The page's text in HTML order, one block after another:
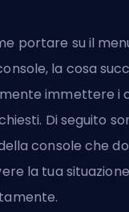
portare su il
la cosa
immettere i
Di seguito
console che
la tua